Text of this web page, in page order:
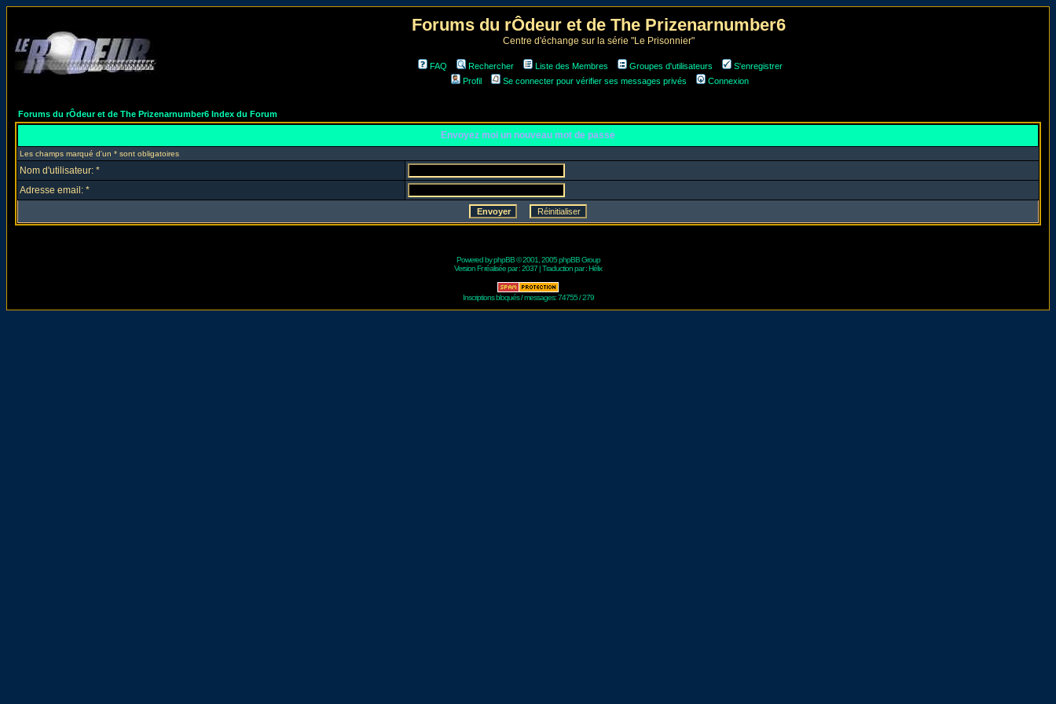
Forums du rÔdeur et de The Prizenarnumber6
Centre d'échange sur la série "Le Prisonnier"
FAQ Rechercher Liste des Membres Groupes d'utilisateurs
S'enregistrer
Profil
Se connecter pour vérifier ses messages privés Connexion
Forums du rÔdeur et de The Prizenarnumber6 Index du Forum
Envoyez moi un nouveau mot de passe
Les champs marqué d'un * sont obligatoires
Nom d'utilisateur: *
Adresse email: *
Powered byphpBB© 2001, 2005 phpBB Group
Version Fr réalisée par :2037 | Traduction par :Hélix
Inscriptions bloqués / messages: 74755 / 279